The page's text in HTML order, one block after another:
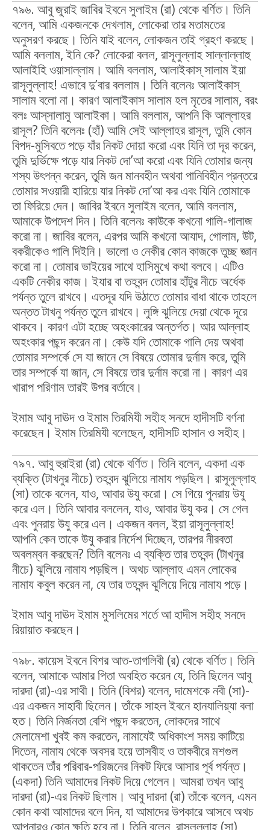
৭৯৬. আবু জুরাই জাবির ইবনে সুলাইম (রা) থেকে বর্ণিত। তিনি
বলেন, আমি একজনকে দেখলাম, লোকেরা তার মতামতের
অনুসরণ করছে। তিনি যাই বলেন, লোকজন তাই গ্রহণ করছে।
আমি বললাম, ইনি কে? লোকেরা বলল, রাসূলুল্লাহ সাল্লাল্লাহু
আলাইহি ওয়াসাল্লাম। আমি বললাম, আলাইকাস্‌ সালাম ইয়া
রাসূলুল্লাহ! এভাবে দু’বার বললাম। তিনি বলেনঃ আলাইকাস্‌
সালাম বলো না। কারণ আলাইকাস সালাম হল মৃতের সালাম, বরং
বলঃ আস্‌সালামু আলাইকা। আমি বললাম, আপনি কি আল্লাহর
রাসূল? তিনি বলেনঃ (হাঁ) আমি সেই আল্লাহর রাসূল, তুমি কোন
বিপদ-মুসিবতে পড়ে যাঁর নিকট দোয়া করো এবং যিনি তা দূর করেন,
তুমি দুর্ভিক্ষে পড়ে যার নিকট দো’আ করো এবং যিনি তোমার জন্য
শস্য উৎপন্ন করেন, তুমি জন মানবহীন অথবা পানিবিহীন প্রন্তরে
তোমার সওয়ারী হারিয়ে যার নিকট দো’আ কর এবং যিনি তোমাকে
তা ফিরিয়ে দেন। জাবির ইবনে সুলাইম বলেন, আমি বললাম,
আমাকে উপদেশ দিন। তিনি বলেনঃ কাউকে কখনো গালি-গালাজ
করো না। জাবির বলেন, এরপর আমি কখনো আযাদ, গোলাম, উট,
বকরীকেও গালি দিইনি। ভালো ও নেকীর কোন কাজকে তুচ্ছ জ্ঞান
করো না। তোমার ভাইয়ের সাথে হাসিমুখে কথা বলবে। এটিও
একটি নেকীর কাজ। ইযার বা তহবন্দ তোমার হাঁটুর নীচে অর্ধেক
পর্যন্ত তুলে রাখবে। এতদূর যদি উঠাতে তোমার বাধা থাকে তাহলে
অন্তত টাখনু পর্যন্ত তুলে রাখবে। লুঙ্গি ঝুলিয়ে দেয়া থেকে দূরে
থাকবে। কারণ এটা হচ্ছে অহংকারের অন্তর্গত। আর আল্লাহ
অহংকার পছন্দ করেন না। কেউ যদি তোমাকে গালি দেয় অথবা
তোমার সম্পর্কে সে যা জানে সে বিষয়ে তোমার দুর্নাম করে, তুমি
তার সম্পর্কে যা জান, সে বিষয়ে তার দুর্নাম করো না। কারণ এর
খারাপ পরিণাম তারই উপর বর্তাবে।
ইমাম আবু দাঊদ ও ইমাম তিরমিযী সহীহ সনদে হাদীসটি বর্ণনা
করেছেন। ইমাম তিরমিযী বলেছেন, হাদীসটি হাসান ও সহীহ।
৭৯৭. আবু হুরাইরা (রা) থেকে বর্ণিত। তিনি বলেন, একদা এক
ব্যক্তি (টাখনুর নীচে) তহবন্দ ঝুলিয়ে নামায পড়ছিল। রাসূলুল্লাহ
(সা) তাকে বলেন, যাও, আবার উযু করো। সে গিয়ে পুনরায় উযু
করে এল। তিনি আবার বললেন, যাও, আবার উযু কর। সে গেল
এবং পুনরায় উযু করে এল। একজন বলল, ইয়া রাসূলুল্লাহ!
আপনি কেন তাকে উযু করার নির্দেশ দিচ্ছেন, তারপর নীরবতা
অবলম্বন করছেন? তিনি বলেনঃ এ ব্যক্তি তার তহবন্দ (টাখনুর
নীচে) ঝুলিয়ে নামায পড়ছিল। অথচ আল্লাহ এমন লোকের
নামায কবুল করেন না, যে তার তহবন্দ ঝুলিয়ে দিয়ে নামায পড়ে।
ইমাম আবু দাঊদ ইমাম মুসলিমের শর্তে আ হাদীস সহীহ সনদে
রিয়ায়াত করছেন।
৭৯৮. কায়েস ইবনে বিশর আত-তাগলিবী (র) থেকে বর্ণিত। তিনি
বলেন, আমাকে আমার পিতা অবহিত করেন যে, তিনি ছিলেন আবু
দারদা (রা)-এর সাথী। তিনি (বিশর) বলেন, দামেশকে নবী (সা)-
এর একজন সাহাবী ছিলেন। তাঁকে সাহল ইবনে হানযালিয়্যা বলা
হত। তিনি নির্জনতা বেশি পছন্দ করতেন, লোকদের সাথে
মেলামেশা খুবই কম করতেন, নামাযেই অধিকাংশ সময় কাটিয়ে
দিতেন, নামায থেকে অবসর হয়ে তাসবীহ ও তাকবীরে মশগুল
থাকতেন তাঁর পরিবার-পরিজনের নিকট ফিরে আসার পূর্ব পর্যন্ত।
(একদা) তিনি আমাদের নিকট দিয়ে গেলেন। আমরা তখন আবু
দারদা (রা)-এর নিকট ছিলাম। আবু দারদা (রা) তাঁকে বলেন, এমন
কোন কথা আমাদের বলে দিন, যা আমাদের উপকারে আসবে অথচ
আপনারও কোন ক্ষতি হবে না। তিনি বলেন, রাসূলুল্লাহ (সা)